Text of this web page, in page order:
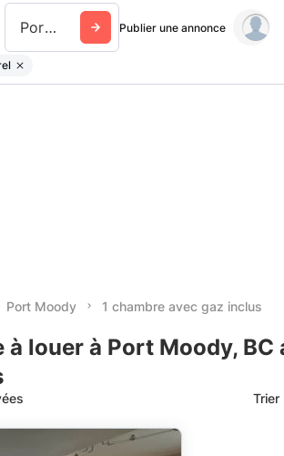
Port Moody Publier une annonce
Port Moody 1 chambre avec gaz inclus
à louer à Port Moody, BC
Trier